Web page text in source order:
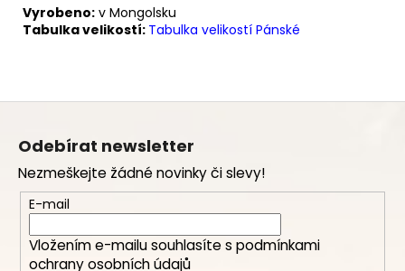
Vyrobeno: v Mongolsku
Tabulka velikostí: Tabulka velikostí Pánské
Z
Odebírat newsletter
Nezmeškejte žádné novinky či slevy!
E-mail
Vložením e-mailu souhlasíte s podmínkami
ochrany osobních údajů